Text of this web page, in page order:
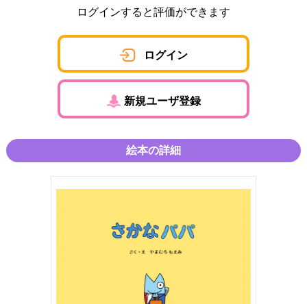
ログインすると評価ができます
ログイン
新規ユーザ登録
絵本の詳細